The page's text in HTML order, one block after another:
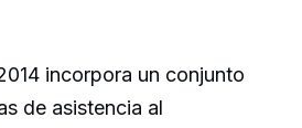
incorpora un conjunto
de asistencia al